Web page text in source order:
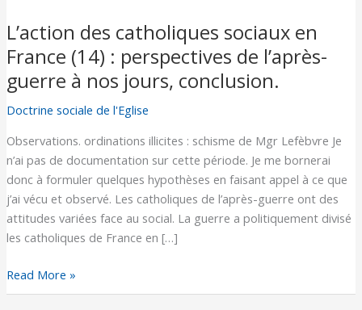
L’action des catholiques sociaux en
France (14) : perspectives de l’après-
guerre à nos jours, conclusion.
Doctrine sociale de l'Eglise
Observations. ordinations illicites : schisme de Mgr Lefèbvre Je
n’ai pas de documentation sur cette période. Je me bornerai
donc à formuler quelques hypothèses en faisant appel à ce que
j’ai vécu et observé. Les catholiques de l’après-guerre ont des
attitudes variées face au social. La guerre a politiquement divisé
les catholiques de France en […]
L’action
des
catholiques
sociaux
en
(14)
:
perspectives
de
l’après-
guerre
nos
jours,
Read More »